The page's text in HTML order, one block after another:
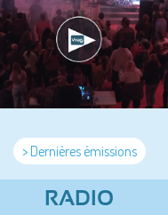
> Dernières émissions
RADIO